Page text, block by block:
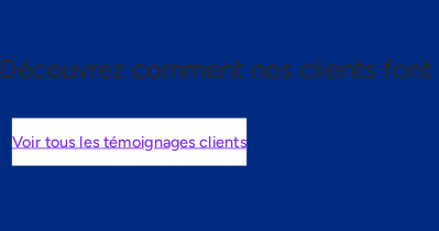
Découvrez comment nos clients
Voir tous les témoignages clients